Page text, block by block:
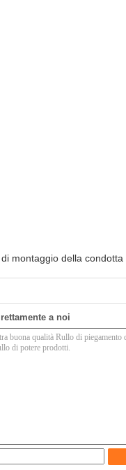
montaggio della condotta
a noi